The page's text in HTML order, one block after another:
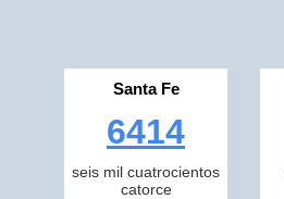
Santa Fe
6414
seis mil cuatrocientos
catorce